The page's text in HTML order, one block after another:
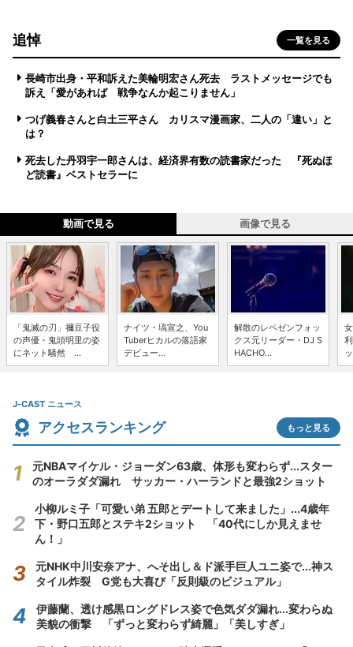
追悼 一覧を見る
長崎市出身・平和訴えた美輪明宏さん死去 ラストメッセージでも
訴え「愛があれば 戦争なんか起こりません」
つげ義春さんと白土三平さん カリスマ漫画家、二人の「違い」と
は？
死去した丹羽宇一郎さんは、経済界有数の読書家だった 『死ぬほ
ど読書』ベストセラーに
動画で見る 画像で見る
「鬼滅の刃」禰豆子役
の声優・鬼頭明里の姿
にネット騒然 ...
ナイツ・塙宣之、You
Tuberヒカルの落語家
デビュー...
解散のレペゼンフォッ
クス元リーダー・DJ S
HACHO...
J-CAST ニュース
アクセスランキング もっと見る
元NBAマイケル・ジョーダン63歳、体形も変わらず...スター
のオーラダダ漏れ サッカー・ハーランドと最強2ショット
小柳ルミ子「可愛い弟 五郎とデートして来ました」...4歳年
下・野口五郎とステキ2ショット 「40代にしか見えませ
ん！」
元NHK中川安奈アナ、へそ出し＆ド派手巨人ユニ姿で...神ス
タイル炸裂 G党も大喜び「反則級のビジュアル」
伊藤蘭、透け感黒ロングドレス姿で色気ダダ漏れ...変わらぬ
美貌の衝撃 「ずっと変わらず綺麗」「美しすぎ」